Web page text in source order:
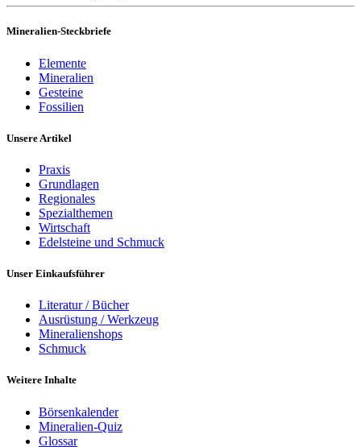
Mineralien-Steckbriefe
Elemente
Mineralien
Gesteine
Fossilien
Unsere Artikel
Praxis
Grundlagen
Regionales
Spezialthemen
Wirtschaft
Edelsteine und Schmuck
Unser Einkaufsführer
Literatur / Bücher
Ausrüstung / Werkzeug
Mineralienshops
Schmuck
Weitere Inhalte
Börsenkalender
Mineralien-Quiz
Glossar